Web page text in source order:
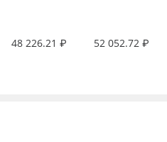
48 226.21 ₽ 52 052.72 ₽